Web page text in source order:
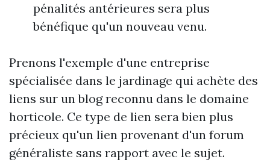
pénalités antérieures sera plus
bénéfique qu'un nouveau venu.
Prenons l'exemple d'une entreprise
spécialisée dans le jardinage qui achète des
liens sur un blog reconnu dans le domaine
horticole. Ce type de lien sera bien plus
précieux qu'un lien provenant d'un forum
généraliste sans rapport avec le sujet.